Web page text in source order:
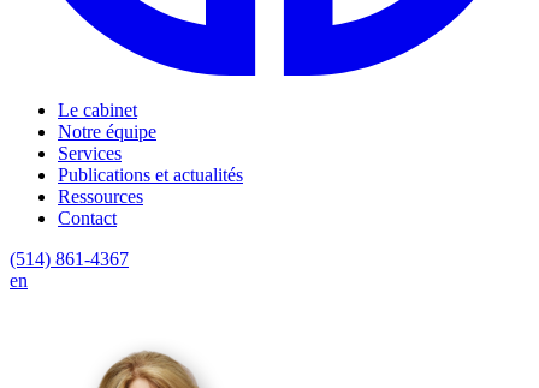
Le cabinet
Notre équipe
Services
Publications et actualités
Ressources
Contact
(514) 861-4367
en